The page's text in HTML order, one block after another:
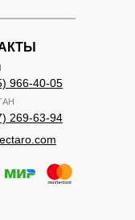
966-40-05
269-63-94